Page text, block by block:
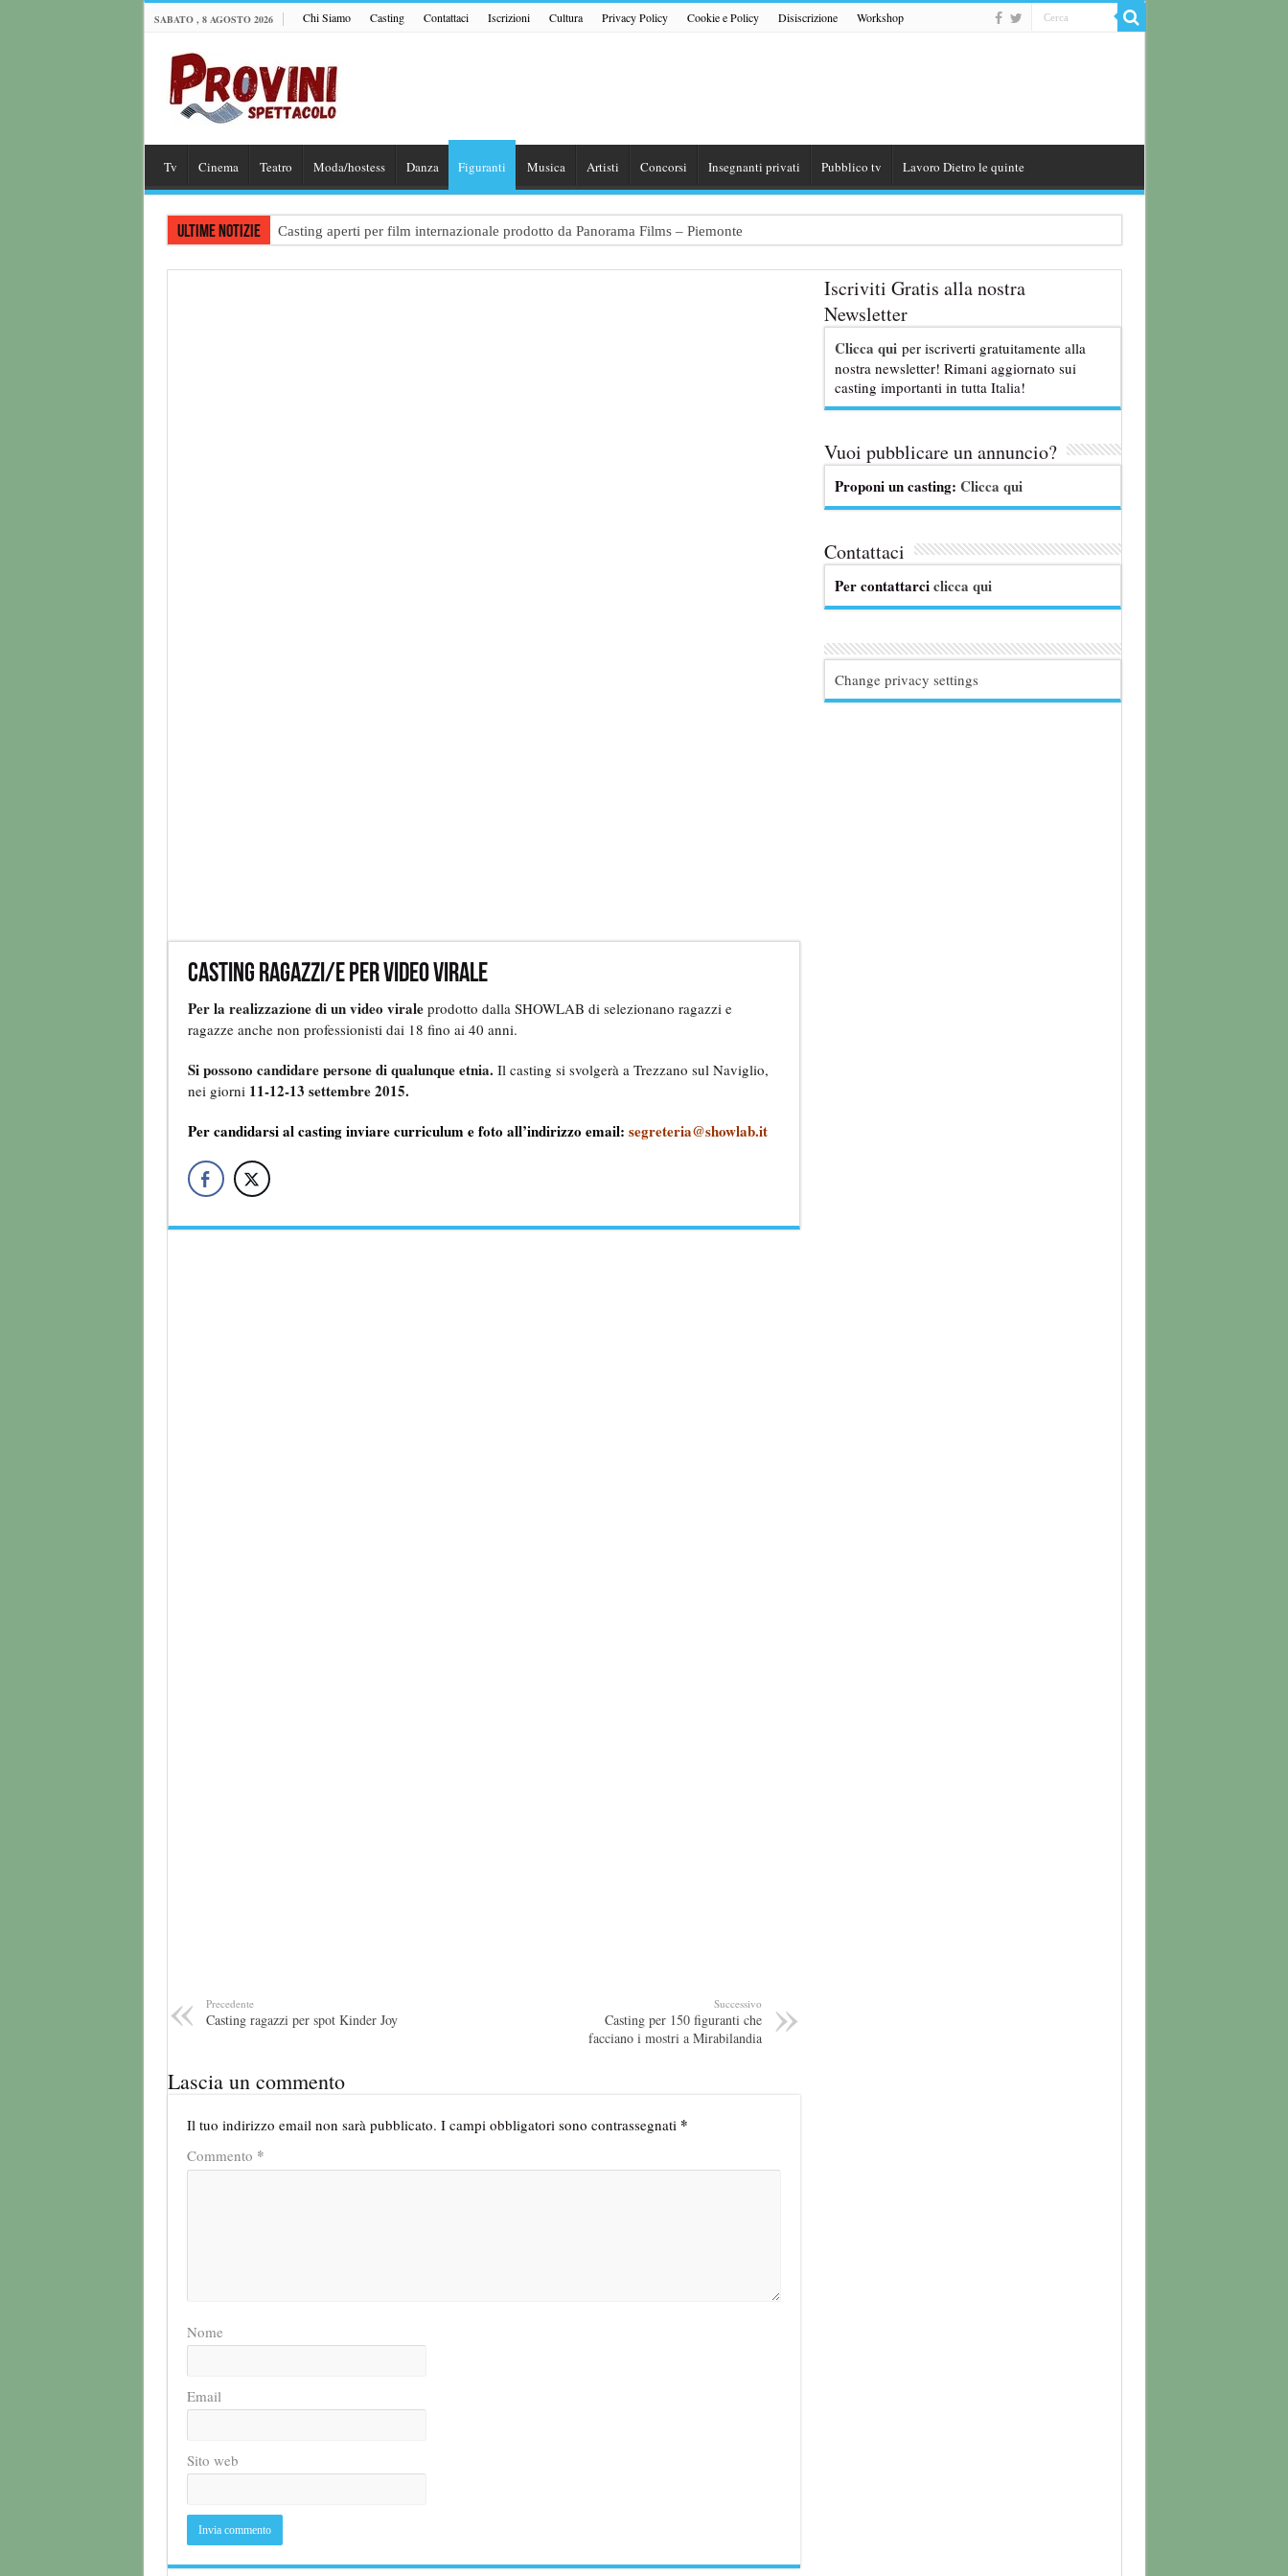
SABATO , 8 AGOSTO 2026 Chi Siamo Casting Contattaci Iscrizioni Cultura Privacy Policy Cookie e Policy Disiscrizione Workshop
Tv Cinema Teatro Moda/hostess Danza Figuranti Musica Artisti Concorsi Insegnanti privati Pubblico tv Lavoro Dietro le quinte
Ultime notizie Casting aperti per film internazionale prodotto da Panorama Films – Piemonte
Casting per coppia: Realizzazione shooting foto e video retribuito per hotel 4 stelle – Trentino
Casting ragazzi/e per video virale
Per la realizzazione di un video viraleprodotto dalla SHOWLAB di selezionano ragazzi e
ragazze anche non professionisti dai 18 fino ai 40 anni.
Si possono candidare persone di qualunque etnia. Il casting si svolgerà a Trezzano sul Naviglio,
nei giorni 11-12-13 settembre 2015.
Per candidarsi al casting inviare curriculum e foto all’indirizzo email: segreteria@showlab.it
Precedente
Casting ragazzi per spot Kinder Joy
Successivo
Casting per 150 figuranti che
facciano i mostri a Mirabilandia
Lascia un commento
Il tuo indirizzo email non sarà pubblicato. I campi obbligatori sono contrassegnati *
Commento *
Nome
Email
Sito web
Iscriviti Gratis alla nostra
Newsletter
Clicca qui per iscriverti gratuitamente alla
nostra newsletter! Rimani aggiornato sui
casting importanti in tutta Italia!
Vuoi pubblicare un annuncio?
Proponi un casting: Clicca qui
Contattaci
Per contattarciclicca qui
Change privacy settings